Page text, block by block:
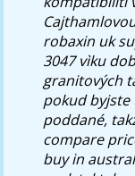
robaxin uk
3047 vìku
granitových
pokud
poddané,
compare
buy in